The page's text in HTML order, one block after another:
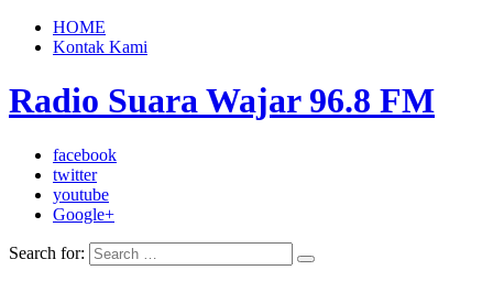
HOME
Kontak Kami
Radio Suara Wajar 96.8 FM
facebook
twitter
youtube
Google+
Search for: